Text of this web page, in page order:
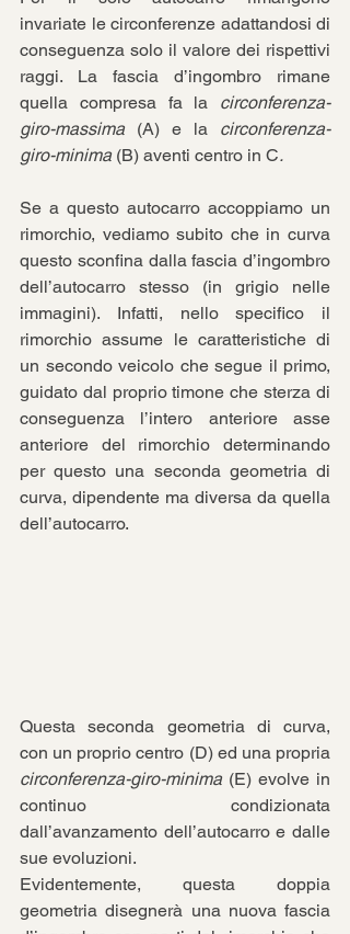
invariate le circonferenze adattandosi di
conseguenza solo il valore dei rispettivi
raggi. La fascia d’ingombro rimane
quella compresa fa la circonferenza-
giro-massima (A) e la circonferenza-
giro-minima (B) aventi centro in C.
Se a questo autocarro accoppiamo un
rimorchio, vediamo subito che in curva
questo sconfina dalla fascia d’ingombro
dell’autocarro stesso (in grigio nelle
immagini). Infatti, nello specifico il
rimorchio assume le caratteristiche di
un secondo veicolo che segue il primo,
guidato dal proprio timone che sterza di
conseguenza l’intero anteriore asse
anteriore del rimorchio determinando
per questo una seconda geometria di
curva, dipendente ma diversa da quella
dell’autocarro.
Questa seconda geometria di curva,
circonferenza-giro-minima (E) evolve in
continuo condizionata
dall’avanzamento dell’autocarro e dalle
sue evoluzioni.
Evidentemente, questa doppia
geometria disegnerà una nuova fascia